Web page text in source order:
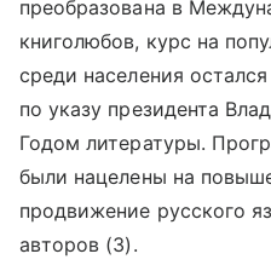
преобразована в
книголюбов, курс на
среди населения
по указу президента
Годом литературы.
были нацелены на
продвижение русского
авторов (3).